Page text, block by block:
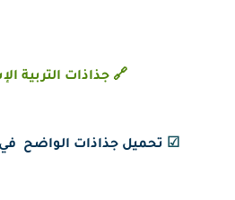
🔗 جذاذات التربية
☑ تحميل جذاذات الواضح في